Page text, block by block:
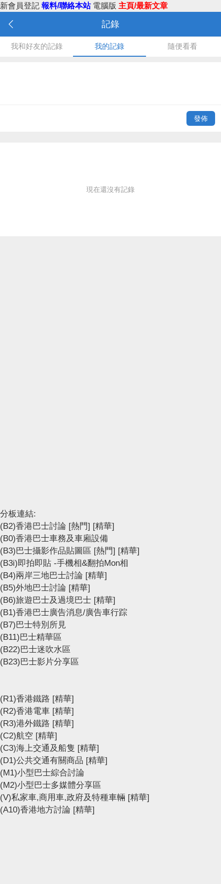
新會員登記 報料/聯絡本站 電腦版 主頁/最新文章
記錄
我和好友的記錄 我的記錄 隨便看看
發佈
現在還沒有記錄
分板連結:
(B2)香港巴士討論 [熱門] [精華]
(B0)香港巴士車務及車廂設備
(B3)巴士攝影作品貼圖區 [熱門] [精華]
(B3i)即拍即貼 -手機相&翻拍Mon相
(B4)兩岸三地巴士討論 [精華]
(B5)外地巴士討論 [精華]
(B6)旅遊巴士及過境巴士 [精華]
(B1)香港巴士廣告消息/廣告車行踪
(B7)巴士特別所見
(B11)巴士精華區
(B22)巴士迷吹水區
(B23)巴士影片分享區
(R1)香港鐵路 [精華]
(R2)香港電車 [精華]
(R3)港外鐵路 [精華]
(C2)航空 [精華]
(C3)海上交通及船隻 [精華]
(D1)公共交通有關商品 [精華]
(M1)小型巴士綜合討論
(M2)小型巴士多媒體分享區
(V)私家車,商用車,政府及特種車輛 [精華]
(A10)香港地方討論 [精華]